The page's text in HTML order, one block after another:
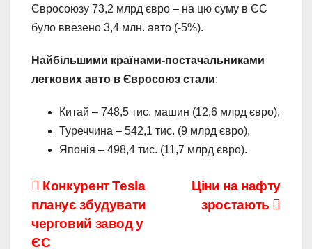
Євросоюзу 73,2 млрд євро – на цю суму в ЄС
було ввезено 3,4 млн. авто (-5%).
Найбільшими країнами-постачальниками
легкових авто в Євросоюз стали:
Китай – 748,5 тис. машин (12,6 млрд євро),
Туреччина – 542,1 тис. (9 млрд євро),
Японія – 498,4 тис. (11,7 млрд євро).
Навігація
записів
Ціни на нафту
зростають
Конкурент Tesla
планує збудувати
черговий завод у
ЄС